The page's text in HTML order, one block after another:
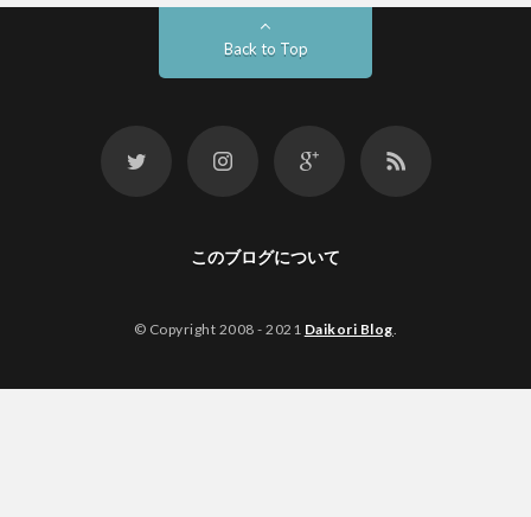
Back to Top
このブログについて
© Copyright 2008 - 2021 Daikori Blog